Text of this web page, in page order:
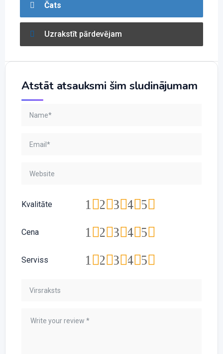
Čats
Uzrakstīt pārdevējam
Atstāt atsauksmi šim sludinājumam
Kvalitāte 5
4
3
2
1
Cena 5
4
3
2
1
Serviss 5
4
3
2
1